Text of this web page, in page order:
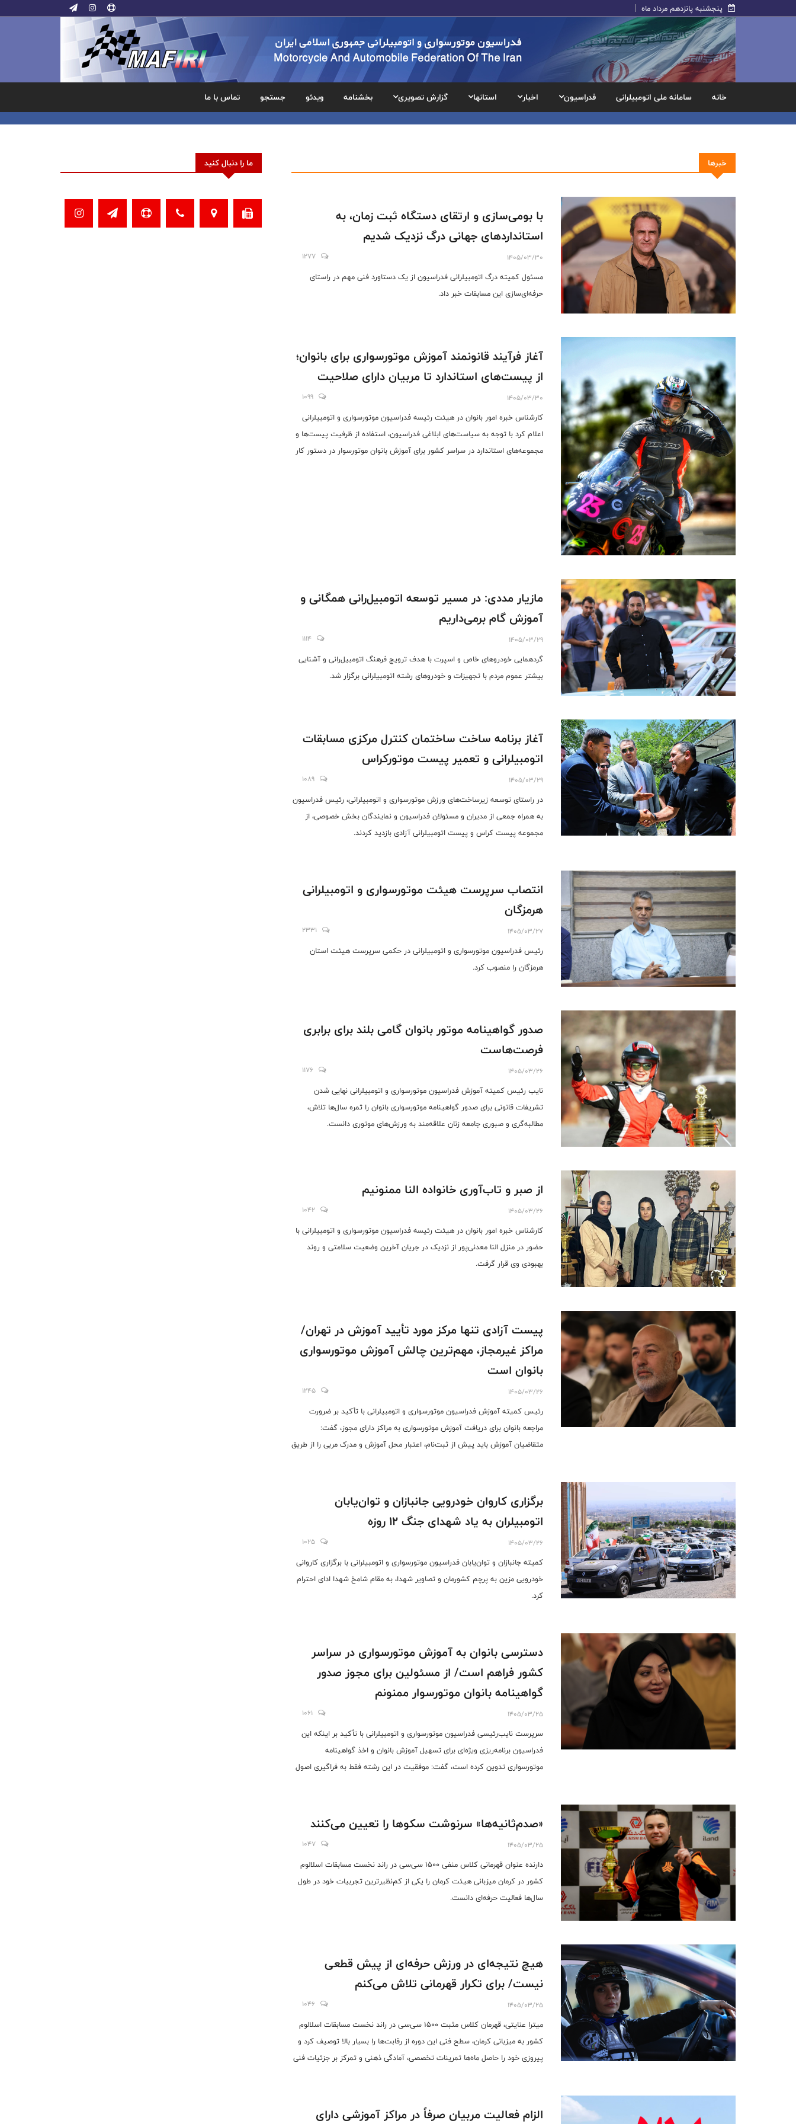
پنجشنبه پانزدهم مرداد ماه
خانه سامانه ملی اتومبیلرانی فدراسیون اخبار استانها گزارش تصویری بخشنامه ویدئو جستجو تماس با ما
خبرها
با بومی‌سازی و ارتقای دستگاه ثبت زمان، به
استانداردهای جهانی درگ نزدیک شدیم
1405/03/30
1277
مسئول کمیته درگ اتومبیلرانی فدراسیون از یک دستاورد فنی مهم در راستای
حرفه‌ای‌سازی این مسابقات خبر داد.
آغاز فرآیند قانونمند آموزش موتورسواری برای بانوان؛
از پیست‌های استاندارد تا مربیان دارای صلاحیت
1405/03/30
1099
کارشناس خبره امور بانوان در هیئت رئیسه فدراسیون موتورسواری و اتومبیلرانی
اعلام کرد با توجه به سیاست‌های ابلاغی فدراسیون، استفاده از ظرفیت پیست‌ها و
مجموعه‌های استاندارد در سراسر کشور برای آموزش بانوان موتورسوار در دستور کار
مازیار مددی: در مسیر توسعه اتومبیل‌رانی همگانی و
آموزش گام برمی‌داریم
1405/03/29
1114
گردهمایی خودروهای خاص و اسپرت با هدف ترویج فرهنگ اتومبیل‌رانی و آشنایی
بیشتر عموم مردم با تجهیزات و خودروهای رشته اتومبیلرانی برگزار شد.
آغاز برنامه ساخت ساختمان کنترل مرکزی مسابقات
اتومبیلرانی و تعمیر پیست موتورکراس
1405/03/29
1089
در راستای توسعه زیرساخت‌های ورزش موتورسواری و اتومبیلرانی، رئیس فدراسیون
به همراه جمعی از مدیران و مسئولان فدراسیون و نمایندگان بخش خصوصی، از
مجموعه پیست کراس و پیست اتومبیلرانی آزادی بازدید کردند.
انتصاب سرپرست هیئت موتورسواری و اتومبیلرانی
هرمزگان
1405/03/27
2331
رئیس فدراسیون موتورسواری و اتومبیلرانی در حکمی سرپرست هیئت استان
هرمزگان را منصوب کرد.
صدور گواهینامه موتور بانوان گامی بلند برای برابری
فرصت‌هاست
1405/03/26
1176
نایب رئیس کمیته آموزش فدراسیون موتورسواری و اتومبیلرانی نهایی شدن
تشریفات قانونی برای صدور گواهینامه موتورسواری بانوان را ثمره سال‌ها تلاش،
مطالبه‌گری و صبوری جامعه زنان علاقه‌مند به ورزش‌های موتوری دانست.
از صبر و تاب‌آوری خانواده النا ممنونیم
1405/03/26
1042
کارشناس خبره امور بانوان در هیئت رئیسه فدراسیون موتورسواری و اتومبیلرانی با
حضور در منزل النا معدنی‌پور از نزدیک در جریان آخرین وضعیت سلامتی و روند
بهبودی وی قرار گرفت.
پیست آزادی تنها مرکز مورد تأیید آموزش در تهران/
مراکز غیرمجاز، مهم‌ترین چالش آموزش موتورسواری
بانوان است
1405/03/26
1245
رئیس کمیته آموزش فدراسیون موتورسواری و اتومبیلرانی با تأکید بر ضرورت
مراجعه بانوان برای دریافت آموزش موتورسواری به مراکز دارای مجوز، گفت:
متقاضیان آموزش باید پیش از ثبت‌نام، اعتبار محل آموزش و مدرک مربی را از طریق
برگزاری کاروان خودرویی جانبازان و توان‌یابان
اتومبیلران به یاد شهدای جنگ 12 روزه
1405/03/26
1025
کمیته جانبازان و توان‌یابان فدراسیون موتورسواری و اتومبیلرانی با برگزاری کاروانی
خودرویی مزین به پرچم کشورمان و تصاویر شهدا، به مقام شامخ شهدا ادای احترام
کرد.
دسترسی بانوان به آموزش موتورسواری در سراسر
کشور فراهم است/ از مسئولین برای مجوز صدور
گواهینامه بانوان‌ موتورسوار ممنونم
1405/03/25
1061
سرپرست نایب‌رئیسی فدراسیون موتورسواری و اتومبیلرانی با تأکید بر اینکه این
فدراسیون برنامه‌ریزی ویژه‌ای برای تسهیل آموزش بانوان و اخذ گواهینامه
موتورسواری تدوین کرده است، گفت: موفقیت در این رشته فقط به فراگیری اصول
«صدم‌ثانیه‌ها» سرنوشت سکوها را تعیین می‌کنند
1405/03/25
1047
دارنده عنوان قهرمانی کلاس منفی ۱۵۰۰ سی‌سی در راند نخست مسابقات اسلالوم
کشور در کرمان میزبانی هیئت کرمان را یکی از کم‌نظیرترین تجربیات خود در طول
سال‌ها فعالیت حرفه‌ای دانست.
هیچ نتیجه‌ای در ورزش حرفه‌ای از پیش قطعی
نیست/ برای تکرار قهرمانی تلاش می‌کنم
1405/03/25
1046
میترا عنایتی، قهرمان کلاس مثبت ۱۵۰۰ سی‌سی در راند نخست مسابقات اسلالوم
کشور به میزبانی کرمان، سطح فنی این دوره از رقابت‌ها را بسیار بالا توصیف کرد و
پیروزی خود را حاصل ماه‌ها تمرینات تخصصی، آمادگی ذهنی و تمرکز بر جزئیات فنی
الزام فعالیت مربیان صرفاً در مراکز آموزشی دارای
ما را دنبال کنید